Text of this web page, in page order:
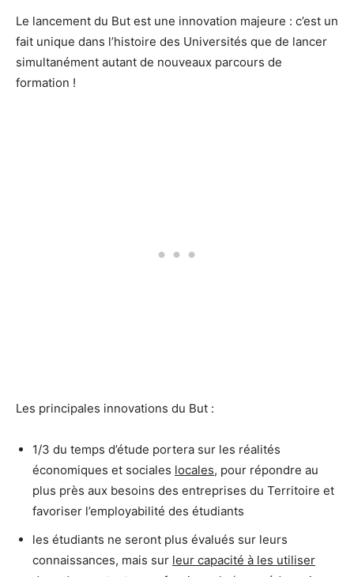
Le lancement du But est une innovation majeure : c’est un
fait unique dans l’histoire des Universités que de lancer
simultanément autant de nouveaux parcours de
formation !
Les principales innovations du But :
1/3 du temps d’étude portera sur les réalités
économiques et sociales locales, pour répondre au
plus près aux besoins des entreprises du Territoire et
favoriser l’employabilité des étudiants
les étudiants ne seront plus évalués sur leurs
connaissances, mais sur leur capacité à les utiliser